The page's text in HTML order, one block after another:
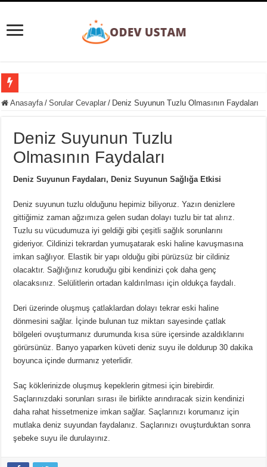
Süpernova Patlaması Nedir? Evrenin Büyüleyici Şöleni
Etobur Hayvan Nedir? Doğanın Zirvesindeki Avcılar
Eğitim Ve Öğretimin Yaşı Yoktur Sözü Ne Kadar Doğrudur?
Gezegenler Nasıl Oluşmuştur? Evrenin Heyecan Verici Doğum Süreci
Pansiyon Nedir? Yarım ve Tam Pansiyon Nedir?
Basit Kesir Nedir? 20 Tane Örnek
Ardışık Sayılar Nedir ve Örnekler
Ünlü Türemesi Nedir? 20 Tane Örnek
Anasayfa / Sorular Cevaplar / Deniz Suyunun Tuzlu Olmasının Faydaları
Deniz Suyunun Tuzlu
Olmasının Faydaları
Deniz Suyunun Faydaları, Deniz Suyunun Sağlığa Etkisi
Deniz suyunun tuzlu olduğunu hepimiz biliyoruz. Yazın denizlere
gittiğimiz zaman ağzımıza gelen sudan dolayı tuzlu bir tat alırız.
Tuzlu su vücudumuza iyi geldiği gibi çeşitli sağlık sorunlarını
gideriyor. Cildinizi tekrardan yumuşatarak eski haline kavuşmasına
imkan sağlıyor. Elastik bir yapı olduğu gibi pürüzsüz bir cildiniz
olacaktır. Sağlığınız koruduğu gibi kendinizi çok daha genç
olacaksınız. Selülitlerin ortadan kaldırılması için oldukça faydalı.
Deri üzerinde oluşmuş çatlaklardan dolayı tekrar eski haline
dönmesini sağlar. İçinde bulunan tuz miktarı sayesinde çatlak
bölgeleri ovuşturmanız durumunda kısa süre içersinde azaldıklarını
görürsünüz. Banyo yaparken küveti deniz suyu ile doldurup 30 dakika
boyunca içinde durmanız yeterlidir.
Saç köklerinizde oluşmuş kepeklerin gitmesi için birebirdir.
Saçlarınızdaki sorunları sırası ile birlikte arındıracak sizin kendinizi
daha rahat hissetmenize imkan sağlar. Saçlarınızı korumanız için
mutlaka deniz suyundan faydalanız. Saçlarınızı ovuşturduktan sonra
şebeke suyu ile durulayınız.